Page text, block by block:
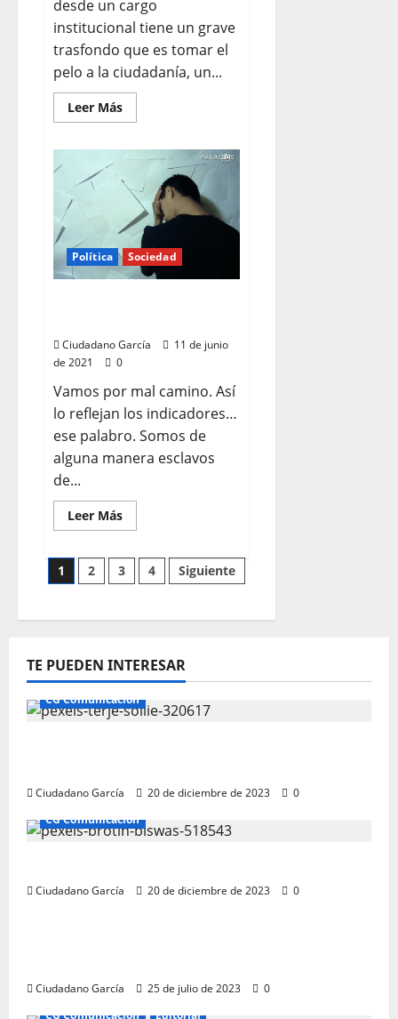
desde un cargo
institucional tiene un grave
trasfondo que es tomar el
pelo a la ciudadanía, un...
Leer MásLeer
más
TODO
MENTIRA
Política Sociedad
Ciudadano García
11 de junio
de 2021
0
Vamos por mal camino. Así
lo reflejan los indicadores…
ese palabro. Somos de
alguna manera esclavos
de...
Leer MásLeer
más
NOS
ESTAMOS
EQUIVOCANDO
Paginación
de
1 2 3 4 Siguiente
TE PUEDEN INTERESAR
CG Comunicación
Ciudadano García 20 de diciembre de 2023
0
CG Comunicación
Ciudadano García 20 de diciembre de 2023 0
CG Comunicación
Ciudadano García 25 de julio de 2023
0
CG Comunicación
Editorial